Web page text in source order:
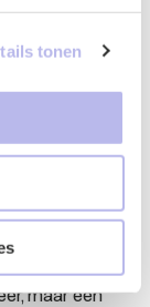
tonen
een
was voor
of
maar een